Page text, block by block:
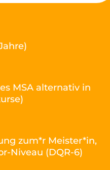
MSA alternativ in
zum*r Meister*in,
Niveau (DQR-6)